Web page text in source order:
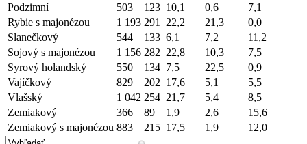
Podzimní
503 123 10,1 0,6
7,1
Rybie s majonézou
1 193 291 22,2 21,3
0,0
Slanečkový
544 133 6,1 7,2
11,2
Sojový s majonézou
1 156 282 22,8 10,3
7,5
Syrový holandský
550 134 7,5 22,5
0,9
Vajíčkový
829 202 17,6 5,1
5,5
Vlašský
1 042 254 21,7 5,4
8,5
Zemiakový
366 89 1,9 2,6
15,6
Zemiakový s majonézou 883 215 17,5 1,9 12,0